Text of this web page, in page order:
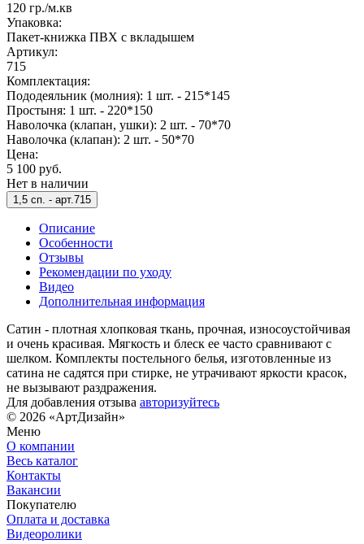
120 гр./м.кв
Упаковка:
Пакет-книжка ПВХ с вкладышем
Артикул:
715
Комплектация:
Пододеяльник (молния): 1 шт. - 215*145
Простыня: 1 шт. - 220*150
Наволочка (клапан, ушки): 2 шт. - 70*70
Наволочка (клапан): 2 шт. - 50*70
Цена:
5 100 руб.
Нет в наличии
1,5 сп. - арт.715
Описание
Особенности
Отзывы
Рекомендации по уходу
Видео
Дополнительная информация
Сатин - плотная хлопковая ткань, прочная, износоустойчивая
и очень красивая. Мягкость и блеск ее часто сравнивают с
шелком. Комплекты постельного белья, изготовленные из
сатина не садятся при стирке, не утрачивают яркости красок,
не вызывают раздражения.
Для добавления отзыва авторизуйтесь
© 2026 «АртДизайн»
Меню
О компании
Весь каталог
Контакты
Вакансии
Покупателю
Оплата и доставка
Видеоролики